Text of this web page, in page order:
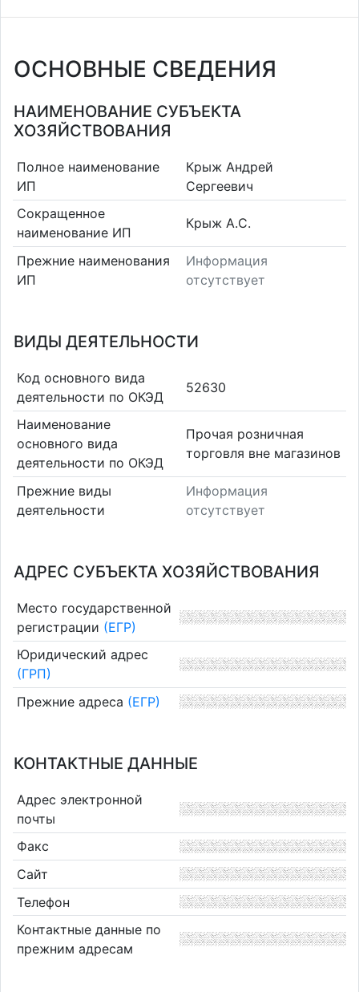
ОСНОВНЫЕ СВЕДЕНИЯ
НАИМЕНОВАНИЕ СУБЪЕКТА
ХОЗЯЙСТВОВАНИЯ
Полное наименование
ИП
Крыж Андрей
Сергеевич
Сокращенное
наименование ИП
Крыж А.С.
Прежние наименования
ИП
Информация
отсутствует
ВИДЫ ДЕЯТЕЛЬНОСТИ
Код основного вида
деятельности по ОКЭД
52630
Наименование
основного вида
деятельности по ОКЭД
Прочая розничная
торговля вне магазинов
Прежние виды
деятельности
Информация
отсутствует
АДРЕС СУБЪЕКТА ХОЗЯЙСТВОВАНИЯ
Место государственной
регистрации (ЕГР)
Юридический адрес
(ГРП)
Прежние адреса (ЕГР)
КОНТАКТНЫЕ ДАННЫЕ
Адрес электронной
почты
Факс
Сайт
Телефон
Контактные данные по
прежним адресам